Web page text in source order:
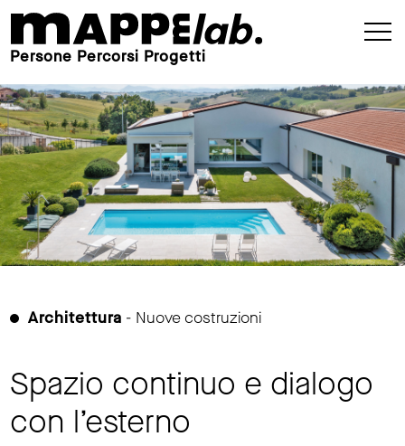
Persone Percorsi Progetti
Architettura - Nuove costruzioni
Spazio continuo e dialogo
con l’esterno